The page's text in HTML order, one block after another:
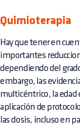
Quimioterapia
Hay que tener en
importantes
dependiendo del
embargo, las
multicéntrico, la edad
aplicación de
las dosis, incluso en